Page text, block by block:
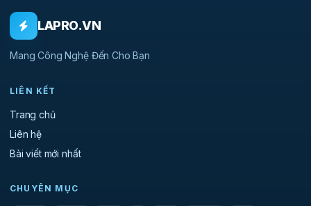
LAPRO.VN
Mang Công Nghệ Đến Cho Bạn
LIÊN KẾT
Trang chủ
Liên hệ
Bài viết mới nhất
CHUYÊN MỤC